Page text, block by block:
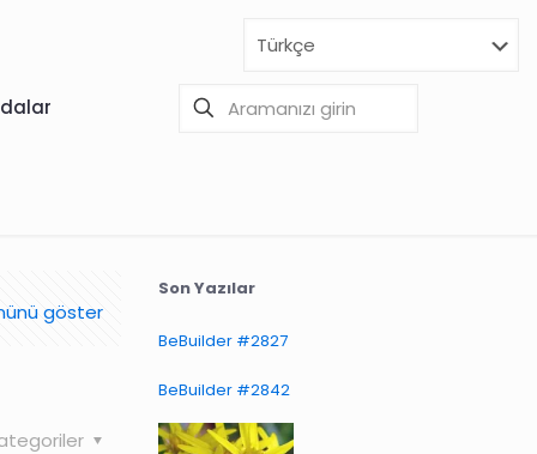
göster
Son Yazılar
BeBuilder #2827
BeBuilder #2842